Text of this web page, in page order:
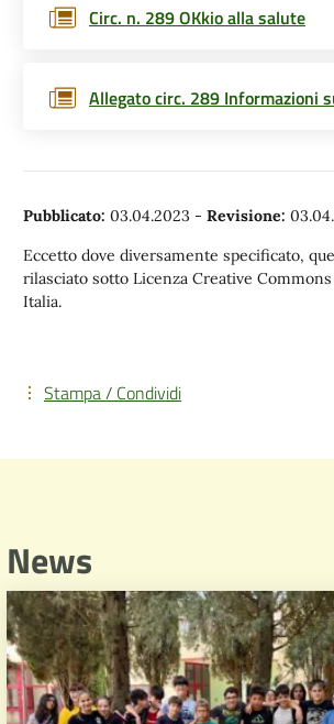
Circ. n. 289 OKkio alla salute
Allegato circ. 289 Informazioni
Pubblicato: 03.04.2023 - Revisione:
Eccetto dove diversamente specificato,
rilasciato sotto Licenza Creative
Italia.
Stampa / Condividi
News